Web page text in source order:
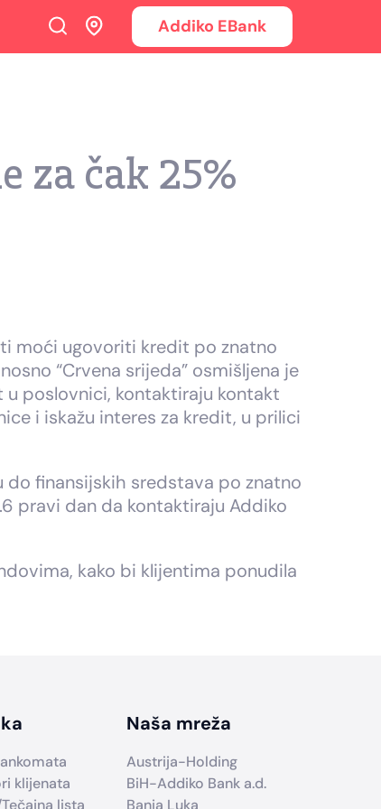
Addiko EBank
za čak 25%
moći ugovoriti kredit po znatno
“Crvena srijeda” osmišljena je
u poslovnici, kontaktiraju kontakt
i iskažu interes za kredit, u prilici
finansijskih sredstava po znatno
pravi dan da kontaktiraju Addiko
kako bi klijentima ponudila
klijenata
lista
Naša mreža
Austrija-Holding
BiH-Addiko Bank a.d.
Banja Luka